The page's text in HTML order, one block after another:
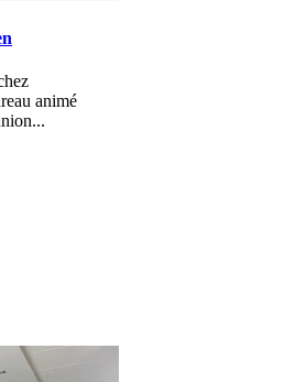
animé